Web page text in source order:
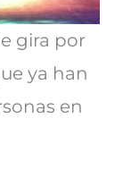
gira por
ya han
en